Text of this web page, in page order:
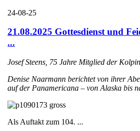
24-08-25
21.08.2025 Gottesdienst und
...
Josef Steens, 75 Jahre Mitglied der
Denise Naarmann berichtet von ihrer
auf der Panamericana – von Alaska bis
Als Auftakt zum 104. ...